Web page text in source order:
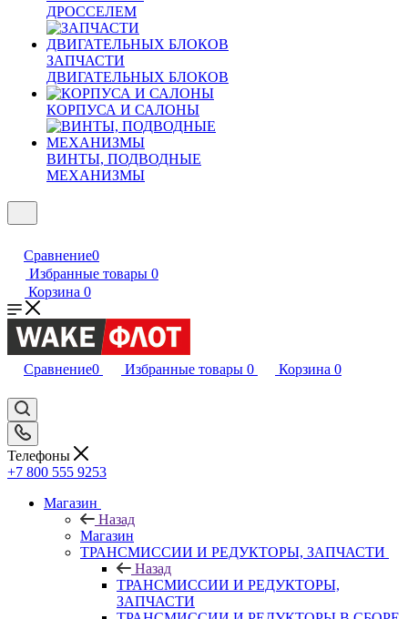
ДРОССЕЛЕМ
ЗАПЧАСТИ
ДВИГАТЕЛЬНЫХ БЛОКОВ
КОРПУСА И САЛОНЫ
ВИНТЫ, ПОДВОДНЫЕ
МЕХАНИЗМЫ
Сравнение0
Избранные товары 0
Корзина 0
Сравнение0 Избранные товары 0 Корзина 0
Телефоны
+7 800 555 9253
Магазин
Назад
Магазин
ТРАНСМИССИИ И РЕДУКТОРЫ, ЗАПЧАСТИ
Назад
ТРАНСМИССИИ И РЕДУКТОРЫ,
ЗАПЧАСТИ